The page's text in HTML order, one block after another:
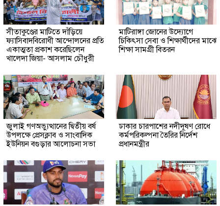
সীতাকুণ্ডের মাটিতে দাঁড়িয়ে
ফ্যাসিবাদবিরোধী আন্দোলনের প্রতি
একাত্মতা প্রকাশ করেছিলেন
খালেদা জিয়া- আসলাম চৌধুরী
মাটিরাঙ্গা জোনের উদ্যোগে
চিকিৎসা সেবা ও শিক্ষার্থীদের মাঝে
শিক্ষা সামগ্রী বিতরন
জুলাই গণঅভ্যুত্থানের দ্বিতীয় বর্ষ
উপলক্ষে প্রেসক্লাব ও সাংবাদিক
ইউনিয়ন বগুড়ার আলোচনা সভা
ঢাকার চারপাশের নদীদূষণ রোধে
কর্মপরিকল্পনা তৈরির নির্দেশ
প্রধানমন্ত্রীর